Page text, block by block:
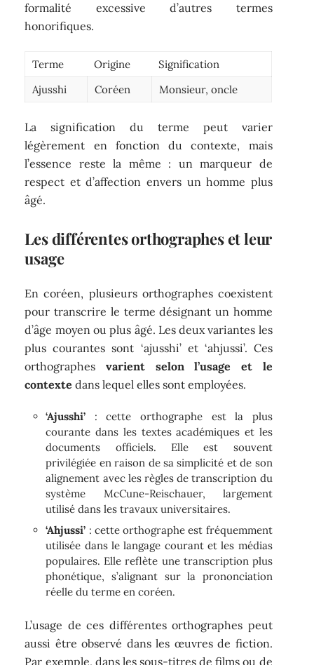
formalité excessive d’autres termes
honorifiques.
Terme Origine
Signification
Ajusshi
Coréen Monsieur, oncle
La signification du terme peut varier
légèrement en fonction du contexte, mais
l’essence reste la même : un marqueur de
respect et d’affection envers un homme plus
âgé.
Les différentes orthographes et leur
usage
En coréen, plusieurs orthographes coexistent
pour transcrire le terme désignant un homme
d’âge moyen ou plus âgé. Les deux variantes les
plus courantes sont ‘ajusshi’ et ‘ahjussi’. Ces
orthographesvarient selon l’usage et le
contexte dans lequel elles sont employées.
‘Ajusshi’ : cette orthographe est la plus
courante dans les textes académiques et les
documents officiels. Elle est souvent
privilégiée en raison de sa simplicité et de son
alignement avec les règles de transcription du
système McCune-Reischauer, largement
utilisé dans les travaux universitaires.
‘Ahjussi’ : cette orthographe est fréquemment
utilisée dans le langage courant et les médias
populaires. Elle reflète une transcription plus
phonétique, s’alignant sur la prononciation
réelle du terme en coréen.
L’usage de ces différentes orthographes peut
aussi être observé dans les œuvres de fiction.
Par exemple, dans les sous-titres de films ou de